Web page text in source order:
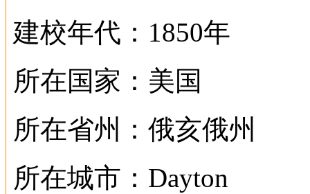
建校年代：1850年
所在国家：美国
所在省州：俄亥俄州
所在城市：Dayton